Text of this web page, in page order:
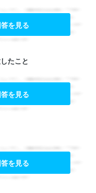
を見る
たこと
を見る
を見る